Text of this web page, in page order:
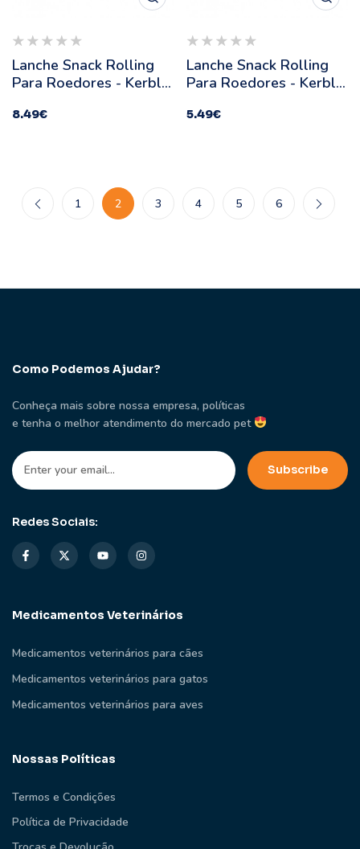
Lanche Snack Rolling
Para Roedores - Kerbl -
8.49€
Lanche Snack Rolling
Para Roedores - Kerbl -
5.49€
1 2 3 4 5 6
Como Podemos Ajudar?
Conheça mais sobre nossa empresa, políticas
e tenha o melhor atendimento do mercado pet
Redes Sociais:
Medicamentos Veterinários
Medicamentos veterinários para cães
Medicamentos veterinários para gatos
Medicamentos veterinários para aves
Nossas Políticas
Termos e Condições
Política de Privacidade